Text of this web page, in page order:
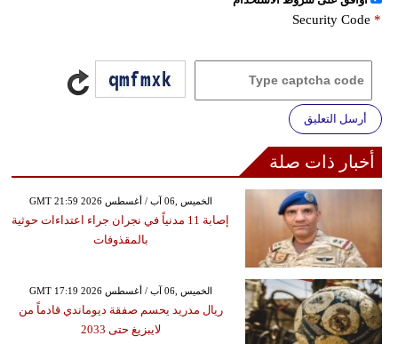
Security Code *
أرسل التعليق
أخبار ذات صلة
GMT 21:59 2026 الخميس ,06 آب / أغسطس
إصابة 11 مدنياً في نجران جراء اعتداءات حوثية
بالمقذوفات
GMT 17:19 2026 الخميس ,06 آب / أغسطس
ريال مدريد يحسم صفقة ديوماندي قادماً من
لايبزيغ حتى 2033